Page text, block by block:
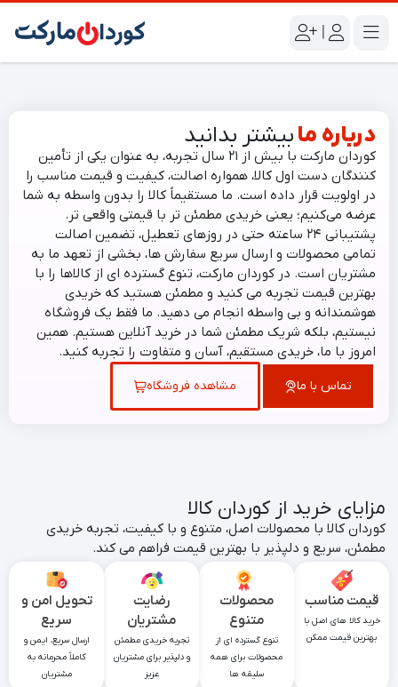
|
درباره مابیشتر بدانید
کوردان مارکت با بیش از ۲۱ سال تجربه، به عنوان یکی از تأمین‌
کنندگان دست اول کالا، همواره اصالت، کیفیت و قیمت مناسب را
در اولویت قرار داده است. ما مستقیماً کالا را بدون واسطه به شما
عرضه می‌کنیم؛ یعنی خریدی مطمئن‌ تر با قیمتی واقعی‌ تر.
پشتیبانی ۲۴ ساعته حتی در روزهای تعطیل، تضمین اصالت
تمامی محصولات و ارسال سریع سفارش‌ ها، بخشی از تعهد ما به
مشتریان است. در کوردان مارکت، تنوع گسترده‌ ای از کالاها را با
بهترین قیمت تجربه می‌ کنید و مطمئن هستید که خریدی
هوشمندانه و بی‌ واسطه انجام می‌ دهید. ما فقط یک فروشگاه
نیستیم، بلکه شریک مطمئن شما در خرید آنلاین هستیم. همین
امروز با ما، خریدی مستقیم، آسان و متفاوت را تجربه کنید.
تماس با ما مشاهده فروشگاه
مزایای خرید ازکوردان کالا
کوردان کالا با محصولات اصل، متنوع و با کیفیت، تجربه خریدی
مطمئن، سریع و دلپذیر با بهترین قیمت فراهم می‌ کند.
قیمت مناسب
خرید کالا های اصل با
بهترین قیمت ممکن
محصولات
متنوع
تنوع گسترده‌ ای از
محصولات برای همه
سلیقه‌ ها
رضایت
مشتریان
تجربه خریدی مطمئن
و دلپذیر برای مشتریان
عزیز
تحویل امن و
سریع
ارسال سریع، ایمن و
کاملاً محرمانه به
مشتریان